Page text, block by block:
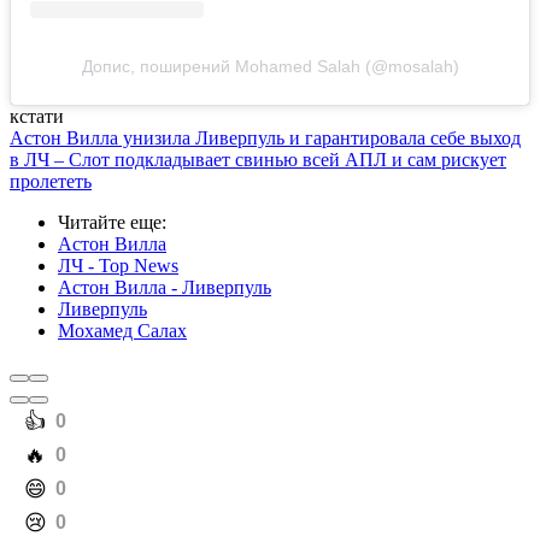
Допис, поширений Mohamed Salah (@mosalah)
кстати
Астон Вилла унизила Ливерпуль и гарантировала себе выход
в ЛЧ – Слот подкладывает свинью всей АПЛ и сам рискует
пролететь
Читайте еще:
Астон Вилла
ЛЧ - Top News
Астон Вилла - Ливерпуль
Ливерпуль
Мохамед Салах
️👍 0
️🔥 0
️😄 0
️😢 0